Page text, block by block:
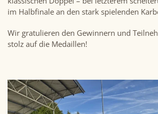
im Halbfinale an den stark spielenden
Wir gratulieren den Gewinnern und
stolz auf die Medaillen!